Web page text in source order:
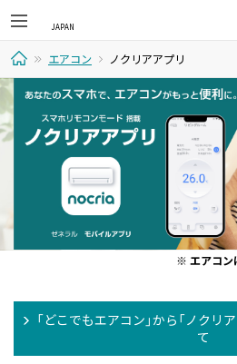
ホ
エアコン ノクリアアプリ
※ エアコン
「どこでもエアコン」から「ノクリ
て